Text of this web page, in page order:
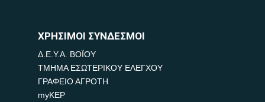
ΧΡΗΣΙΜΟΙ ΣΥΝΔΕΣΜΟΙ
Δ.Ε.Υ.Α. ΒΟΪΟΥ
ΤΜΗΜΑ ΕΣΩΤΕΡΙΚΟΥ ΕΛΕΓΧΟΥ
ΓΡΑΦΕΙΟ ΑΓΡΟΤΗ
myKEP